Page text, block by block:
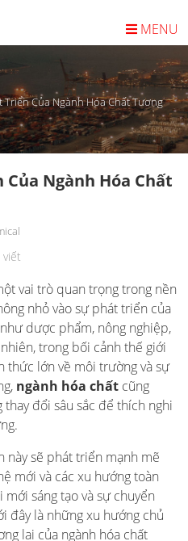
MENU
Triển Của Ngành Hóa Chất Tương
Ngành Hóa Chất
viết
vai trò quan trọng trong nền
nhỏ vào sự phát triển của
dược phẩm, nông nghiệp,
trong bối cảnh thế giới
thức lớn về môi trường và sự
ngành hóa chất cũng
đổi sâu sắc để thích nghi
này sẽ phát triển mạnh mẽ
mới và các xu hướng toàn
sáng tạo và sự chuyển
đây là những xu hướng chủ
lai của ngành hóa chất